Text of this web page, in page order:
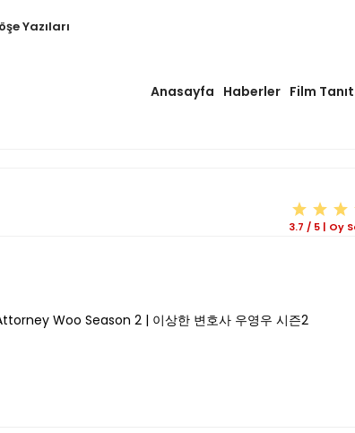
Yazıları
Anasayfa Haberler Film
3.7 / 5 | Oy
Woo Season 2 | 이상한 변호사 우영우 시즌2